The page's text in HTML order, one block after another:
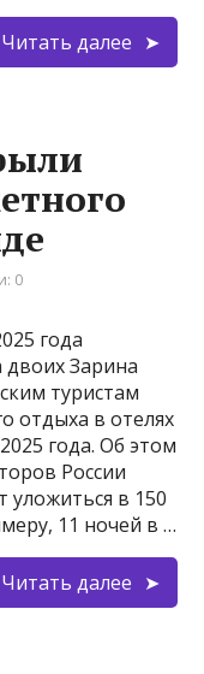
Читать далее
0
года
двоих Зарина
туристам
отдыха в отелях
года. Об этом
России
уложиться в 150
11 ночей в …
Читать далее